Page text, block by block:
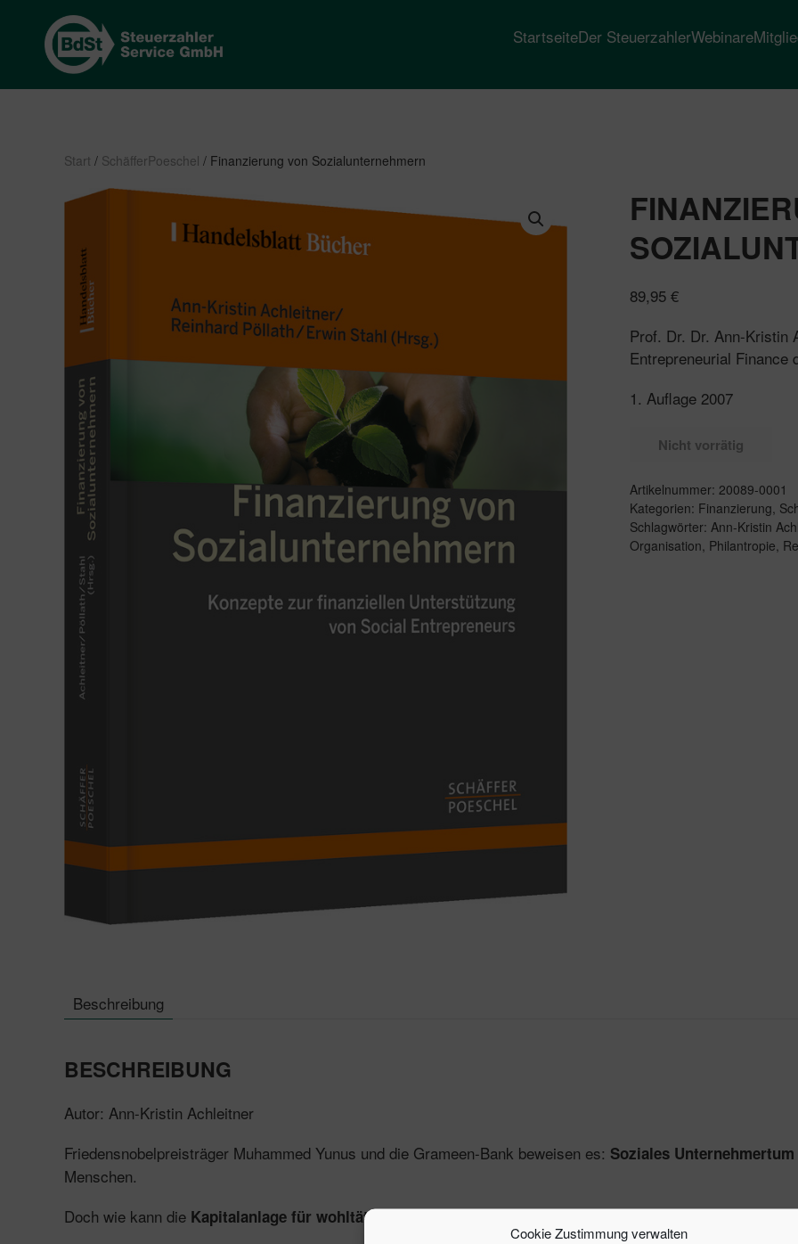
Cookie Zustimmung verwalten
StartseiteDer SteuerzahlerWebinare
Start / SchäfferPoeschel / Finanzierung von Sozialunternehmern
89,95 €
Prof. Dr. Dr. Ann-Kristin
Entrepreneurial Finance
1. Auflage 2007
Nicht vorrätig
Artikelnummer: 20089-0001
Kategorien: Finanzierung,
Schlagwörter: Ann-Kristin
Organisation, Philantropie,
Beschreibung
BESCHREIBUNG
Autor: Ann-Kristin Achleitner
Friedensnobelpreisträger Muhammed Yunus und die Grameen-Bank beweisen es: Soziales
Menschen.
Doch wie kann die Kapitalanlage für wohltätige Zielehier zu Lande Früchte tragen?